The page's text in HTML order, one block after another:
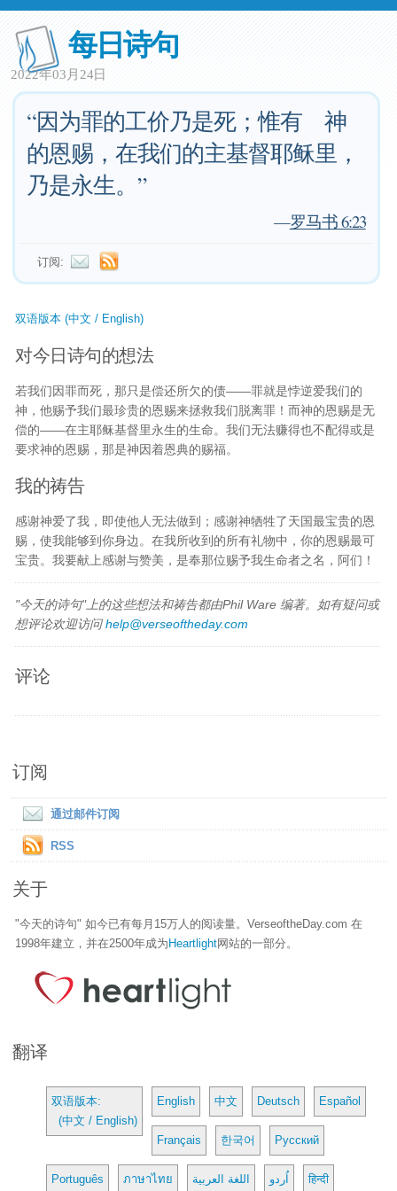
每日诗句
2022年03月24日
“因为罪的工价乃是死；惟有 神
的恩赐，在我们的主基督耶稣里，
乃是永生。”
—罗马书 6:23
订阅:
双语版本 (中文 / English)
对今日诗句的想法
若我们因罪而死，那只是偿还所欠的债——罪就是悖逆爱我们的
神，他赐予我们最珍贵的恩赐来拯救我们脱离罪！而神的恩赐是无
偿的——在主耶稣基督里永生的生命。我们无法赚得也不配得或是
要求神的恩赐，那是神因着恩典的赐福。
我的祷告
感谢神爱了我，即使他人无法做到；感谢神牺牲了天国最宝贵的恩
赐，使我能够到你身边。在我所收到的所有礼物中，你的恩赐最可
宝贵。我要献上感谢与赞美，是奉那位赐予我生命者之名，阿们！
"今天的诗句"上的这些想法和祷告都由Phil Ware 编著。如有疑问或
想评论欢迎访问help@verseoftheday.com
评论
订阅
通过邮件订阅
RSS
关于
"今天的诗句" 如今已有每月15万人的阅读量。VerseoftheDay.com 在
1998年建立，并在2500年成为 Heartlight网站的一部分。
翻译
双语版本:
(中文 / English)
English 中文 Deutsch Español
Français 한국어 Русский
Português ภาษาไทย اللغة العربية اُردو हिन्दी